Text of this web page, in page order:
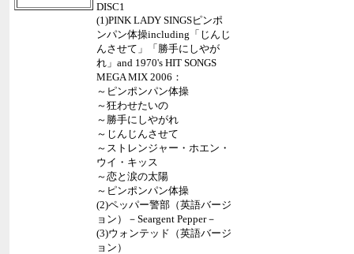
DISC1
(1)PINK LADY SINGSピンポ
ンパン体操including「じんじ
んさせて」「勝手にしやが
れ」and 1970's HIT SONGS
MEGA MIX 2006：
～ピンポンパン体操
～狂わせたいの
～勝手にしやがれ
～じんじんさせて
～ストレンジャー・ホエン・
ウイ・キッス
～恋と涙の太陽
～ピンポンパン体操
(2)ペッパー警部（英語バージ
ョン）－Seargent Pepper－
(3)ウォンテッド（英語バージ
ョン）